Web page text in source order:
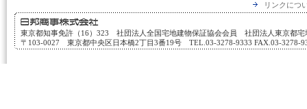
リンクにつ
東京都知事免許（16）323 社団法人全国宅地建物保証協会会員 社団法人東京都宅
〒103-0027 東京都中央区日本橋2丁目3番19号 TEL.03-3278-9333 FAX.03-3278-